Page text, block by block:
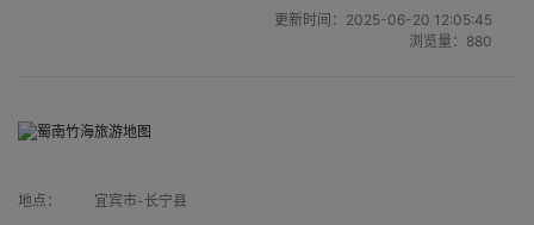
更新时间： 2025-06-20 12:05:45
浏览量： 880
地点： 宜宾市-长宁县